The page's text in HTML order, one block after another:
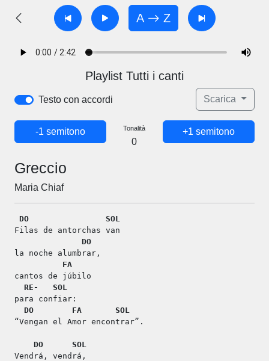
A Z
Playlist Tutti i canti
Testo con accordi Scarica
-1 semitono Tonalità
0
+1 semitono
Greccio
Maria Chiaf
DO
SOL
Filas de antorchas van
DO
la noche alumbrar,
FA
cantos de júbilo
RE-
SOL
para confiar:
DO
FA
SOL
“Vengan el Amor encontrar”.
DO
SOL
Vendrá, vendrá,